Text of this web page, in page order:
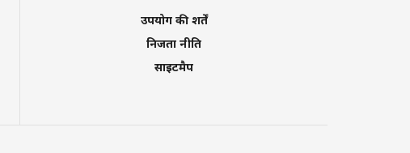
उपयोग की शर्तें
निजता नीति
साइटमैप